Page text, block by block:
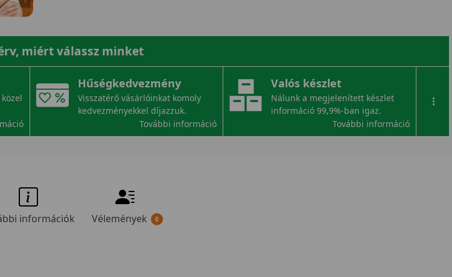
miért válassz minket
Hűségkedvezmény
Visszatérő vásárlóinkat komoly
kedvezményekkel díjazzuk.
További információ
Valós készlet
Nálunk a megjelenített készlet
információ 99,9%-ban igaz.
További információ
...
információk Vélemények 0